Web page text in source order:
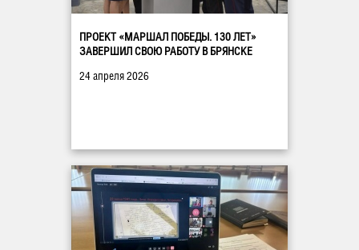
ПРОЕКТ «МАРШАЛ ПОБЕДЫ. 130 ЛЕТ»
ЗАВЕРШИЛ СВОЮ РАБОТУ В БРЯНСКЕ
24 апреля 2026